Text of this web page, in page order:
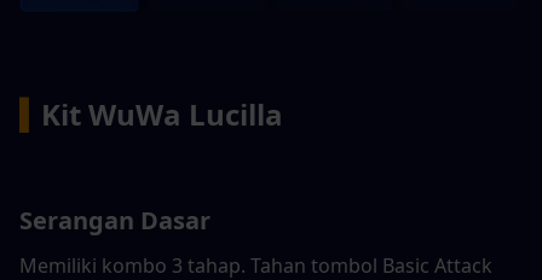
Kit WuWa Lucilla
Serangan Dasar
Memiliki kombo 3 tahap. Tahan tombol Basic Attack